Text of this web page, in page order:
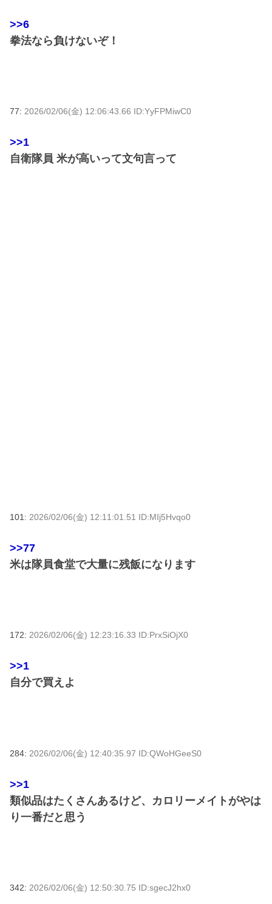
>>6
拳法なら負けないぞ！
77: 2026/02/06(金) 12:06:43.66 ID:YyFPMiwC0
>>1
自衛隊員 米が高いって文句言って
101: 2026/02/06(金) 12:11:01.51 ID:MIj5Hvqo0
>>77
米は隊員食堂で大量に残飯になります
172: 2026/02/06(金) 12:23:16.33 ID:PrxSiOjX0
>>1
自分で買えよ
284: 2026/02/06(金) 12:40:35.97 ID:QWoHGeeS0
>>1
類似品はたくさんあるけど、カロリーメイトがやは
り一番だと思う
342: 2026/02/06(金) 12:50:30.75 ID:sgecJ2hx0